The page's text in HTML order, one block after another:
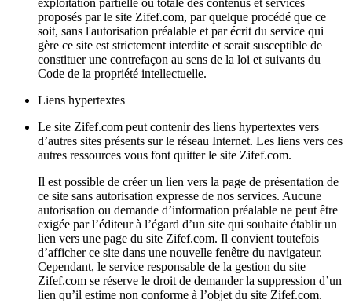
exploitation partielle ou totale des contenus et services
proposés par le site Zifef.com, par quelque procédé que ce
soit, sans l'autorisation préalable et par écrit du service qui
gère ce site est strictement interdite et serait susceptible de
constituer une contrefaçon au sens de la loi et suivants du
Code de la propriété intellectuelle.
Liens hypertextes
Le site Zifef.com peut contenir des liens hypertextes vers
d’autres sites présents sur le réseau Internet. Les liens vers ces
autres ressources vous font quitter le site Zifef.com.
Il est possible de créer un lien vers la page de présentation de
ce site sans autorisation expresse de nos services. Aucune
autorisation ou demande d’information préalable ne peut être
exigée par l’éditeur à l’égard d’un site qui souhaite établir un
lien vers une page du site Zifef.com. Il convient toutefois
d’afficher ce site dans une nouvelle fenêtre du navigateur.
Cependant, le service responsable de la gestion du site
Zifef.com se réserve le droit de demander la suppression d’un
lien qu’il estime non conforme à l’objet du site Zifef.com.